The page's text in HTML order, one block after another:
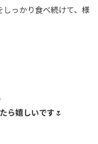
っかり食べ続けて、様
ら嬉しいです🌷